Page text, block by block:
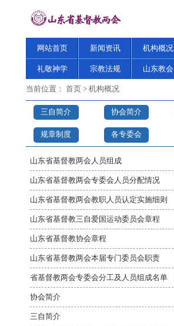
网站首页 新闻资讯 机构概况
礼敬神学 宗教法规 山东教会
当前位置： 首页 > 机构概况
三自简介 协会简介
规章制度 各专委会
山东省基督教两会人员组成
山东省基督教两会专委会人员分配情况
山东省基督教两会教职人员认定实施细则
山东省基督教三自爱国运动委员会章程
山东省基督教协会章程
山东省基督教两会本届专门委员会职责
省基督教两会专委会分工及人员组成名单
协会简介
三自简介